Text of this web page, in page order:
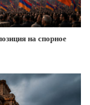
на спорное